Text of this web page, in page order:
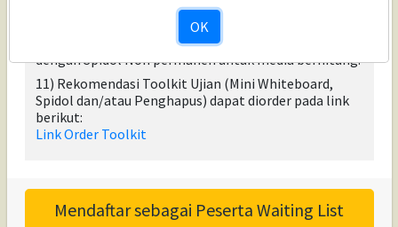
10) Peserta wajib menyediakan Toolkit Ujian yaitu
Map Plastik/Mika Plastik/Kaca/Mini Whiteboard
dengan Spidol Non permanen untuk media berhitung.
11) Rekomendasi Toolkit Ujian (Mini Whiteboard,
Spidol dan/atau Penghapus) dapat diorder pada link
berikut:
Link Order Toolkit
Mendaftar sebagai Peserta Waiting List
OK